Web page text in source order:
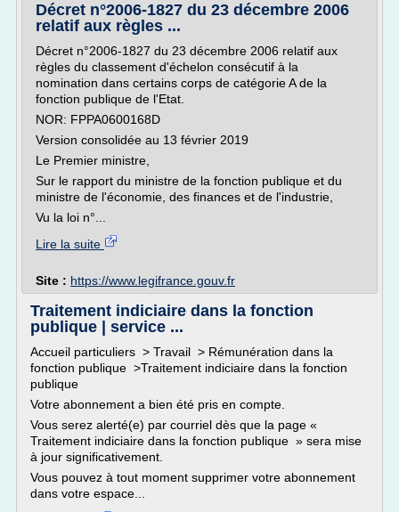
Décret n°2006-1827 du 23 décembre 2006
relatif aux règles ...
Décret n°2006-1827 du 23 décembre 2006 relatif aux
règles du classement d'échelon consécutif à la
nomination dans certains corps de catégorie A de la
fonction publique de l'Etat.
NOR: FPPA0600168D
Version consolidée au 13 février 2019
Le Premier ministre,
Sur le rapport du ministre de la fonction publique et du
ministre de l'économie, des finances et de l'industrie,
Vu la loi n°...
Lire la suite
Site : https://www.legifrance.gouv.fr
Traitement indiciaire dans la fonction
publique | service ...
Accueil particuliers > Travail > Rémunération dans la
fonction publique >Traitement indiciaire dans la fonction
publique
Votre abonnement a bien été pris en compte.
Vous serez alerté(e) par courriel dès que la page «
Traitement indiciaire dans la fonction publique » sera mise
à jour significativement.
Vous pouvez à tout moment supprimer votre abonnement
dans votre espace...